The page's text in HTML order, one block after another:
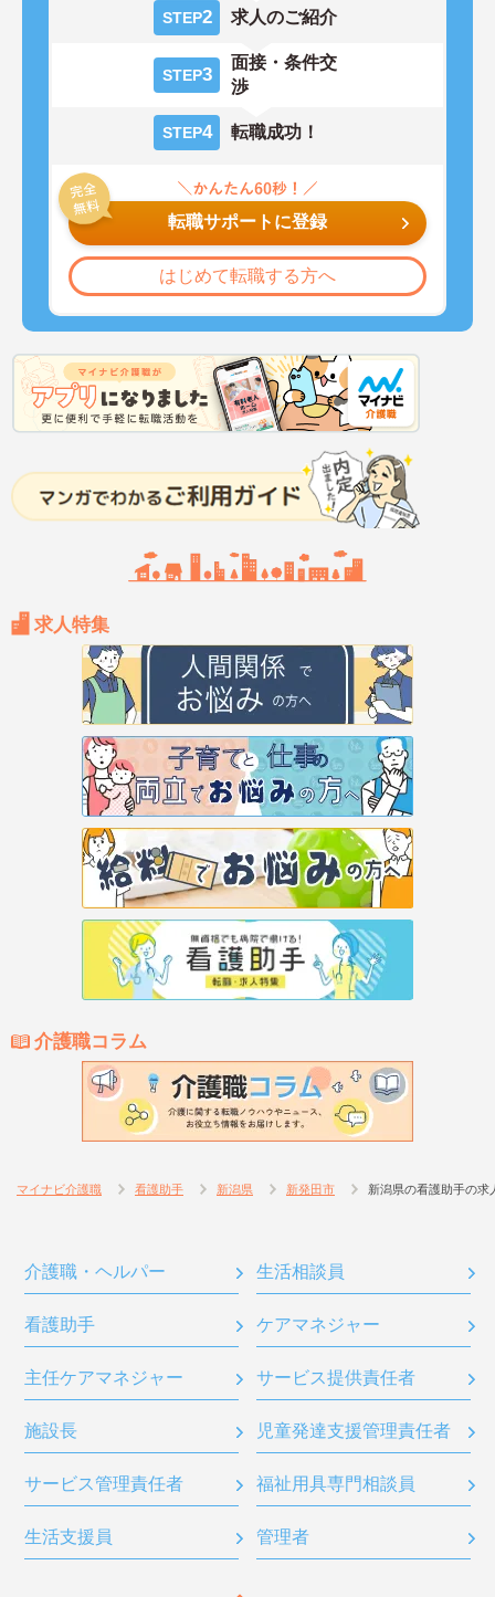
STEP2 求人のご紹介
STEP3
面接・条件交
渉
STEP4 転職成功！
転職サポートに登録
はじめて転職する方へ
求人特集
介護職コラム
マイナビ介護職 看護助手 新潟県 新発田市 新潟県の看護助手の求
介護職・ヘルパー 生活相談員
看護助手 ケアマネジャー
主任ケアマネジャー サービス提供責任者
施設長 児童発達支援管理責任者
サービス管理責任者 福祉用具専門相談員
生活支援員 管理者